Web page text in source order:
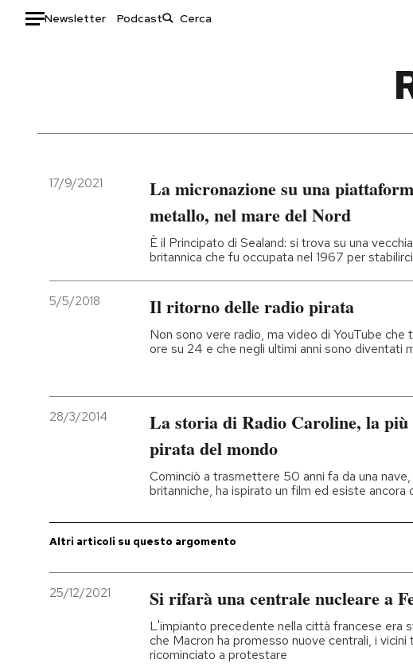
Newsletter Podcast
Italia
Politica
Economia
Moda
Ok Boomer!
Media
Mondiali calcio 2026
I MIEI PREFERITI
SHOP
CALENDARIO
AREA PERSONALE
17/9/2021
La micronazione su una
metallo, nel mare del Nord
È il Principato di Sealand: si trova su una
britannica che fu occupata nel 1967 per
5/5/2018 Il ritorno delle radio pirata
Non sono vere radio, ma video di YouTube
ore su 24 e che negli ultimi anni sono diventati
28/3/2014
La storia di Radio Caroline, la più
pirata del mondo
Cominciò a trasmettere 50 anni fa da una
britanniche, ha ispirato un film ed esiste ancora
Altri articoli su questo argomento
25/12/2021 Si rifarà una centrale nucleare a
L'impianto precedente nella città francese era
che Macron ha promesso nuove centrali, i vicini
ricominciato a protestare